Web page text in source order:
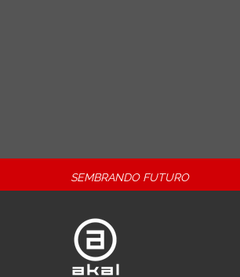
SEMBRANDO FUTURO